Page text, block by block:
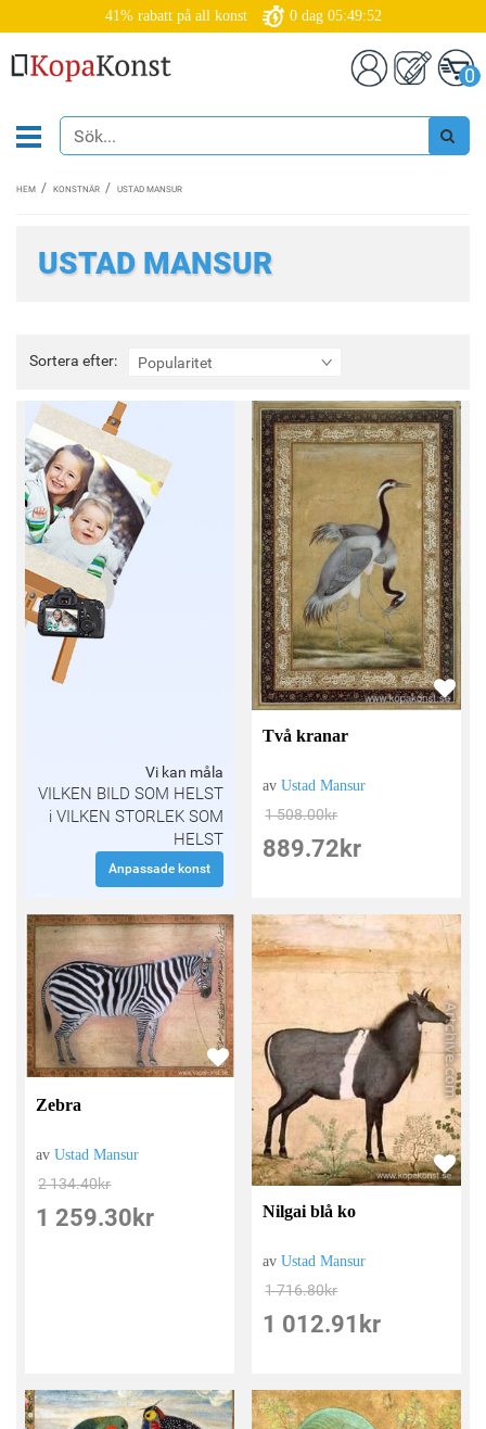
41% rabatt på all konst 0 dag 05:49:51
0
HEM KONSTNÄR USTAD MANSUR
USTAD MANSUR
Sortera efter: Popularitet
Sortera
efter:
Vi kan måla
VILKEN BILD SOM HELST
i VILKEN STORLEK SOM
HELST
Anpassade konst
Två kranar
avUstad Mansur
1 508.00kr
889.72 kr
Zebra
avUstad Mansur
2 134.40kr
1 259.30 kr Nilgai blå ko
avUstad Mansur
1 716.80kr
1 012.91 kr